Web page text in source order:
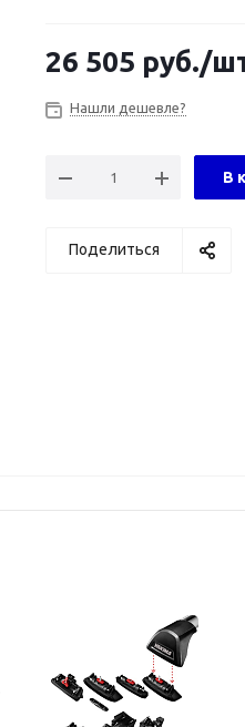
26 505 руб./
Нашли дешевле?
В
Поделиться